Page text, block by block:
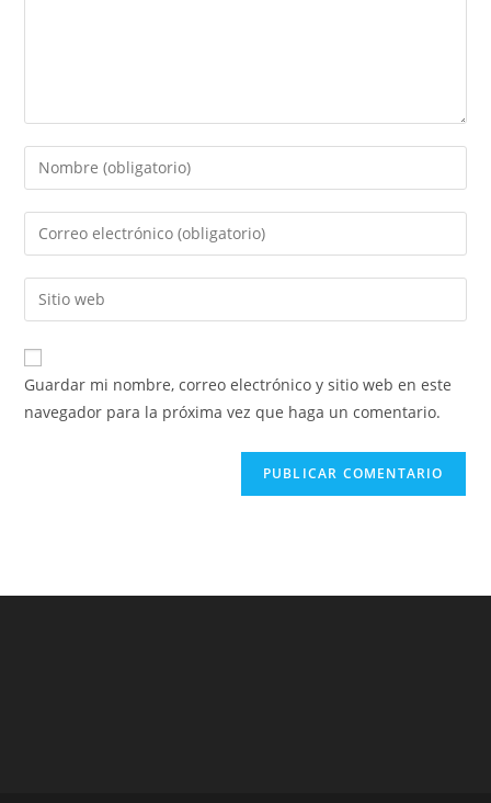
Introducí
tu
nombre
de
usuario
para
comentar
Introducí
tu
dirección
de
electrónico
para
comentar
Introducí
la
URL
de
Guardar mi nombre, correo electrónico y sitio web en este
navegador para la próxima vez que haga un comentario.